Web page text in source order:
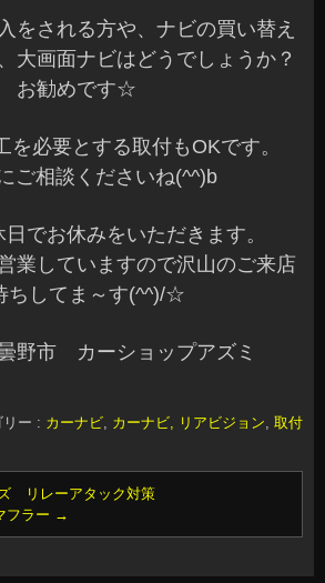
をされる方や、ナビの買い替え
大画面ナビはどうでしょうか？
お勧めです☆
を必要とする取付もOKです。
ご相談くださいね(^^)b
でお休みをいただきます。
業していますので沢山のご来店
ちしてま～す(^^)/☆
野市 カーショップアズミ
リー : カーナビ, カーナビ, リアビジョン, 取付
リレーアタック対策
ラー →